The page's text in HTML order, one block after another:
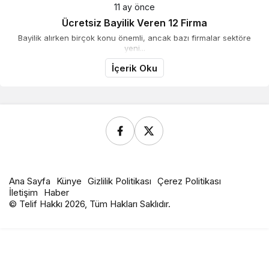
11 ay önce
Ücretsiz Bayilik Veren 12 Firma
Bayilik alırken birçok konu önemli, ancak bazı firmalar sektöre
yeni...
İçerik Oku
Ana Sayfa Künye Gizlilik Politikası Çerez Politikası
İletişim
Haber
© Telif Hakkı 2026, Tüm Hakları Saklıdır.